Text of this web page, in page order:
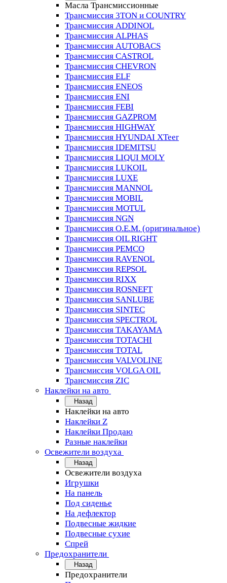
Масла Трансмиссионные
Трансмиссия 3TON и COUNTRY
Трансмиссия ADDINOL
Трансмиссия ALPHAS
Трансмиссия AUTOBACS
Трансмиссия CASTROL
Трансмиссия CHEVRON
Трансмиссия ELF
Трансмиссия ENEOS
Трансмиссия ENI
Трансмиссия FEBI
Трансмиссия GAZPROM
Трансмиссия HIGHWAY
Трансмиссия HYUNDAI XTeer
Трансмиссия IDEMITSU
Трансмиссия LIQUI MOLY
Трансмиссия LUKOIL
Трансмиссия LUXE
Трансмиссия MANNOL
Трансмиссия MOBIL
Трансмиссия MOTUL
Трансмиссия NGN
Трансмиссия O.E.M. (оригинальное)
Трансмиссия OIL RIGHT
Трансмиссия PEMCO
Трансмиссия RAVENOL
Трансмиссия REPSOL
Трансмиссия RIXX
Трансмиссия ROSNEFT
Трансмиссия SANLUBE
Трансмиссия SINTEC
Трансмиссия SPECTROL
Трансмиссия TAKAYAMA
Трансмиссия TOTACHI
Трансмиссия TOTAL
Трансмиссия VALVOLINE
Трансмиссия VOLGA OIL
Трансмиссия ZIC
Наклейки на авто
Назад
Наклейки на авто
Наклейки Z
Наклейки Продаю
Разные наклейки
Освежители воздуха
Назад
Освежители воздуха
Игрушки
На панель
Под сиденье
На дефлектор
Подвесные жидкие
Подвесные сухие
Спрей
Предохранители
Назад
Предохранители